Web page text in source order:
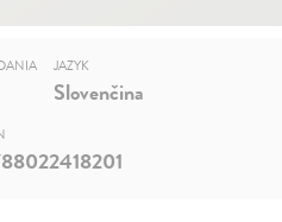
JAZYK
Slovenčina